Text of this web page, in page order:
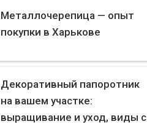
Металлочерепица — опыт
покупки в Харькове
Декоративный папоротник
на вашем участке:
выращивание и уход, виды с